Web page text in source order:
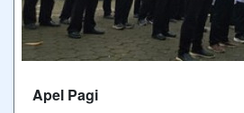
Apel Pagi